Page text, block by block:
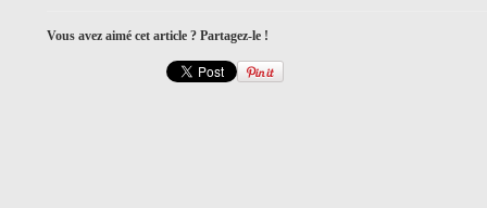
Vous avez aimé cet article ? Partagez-le !